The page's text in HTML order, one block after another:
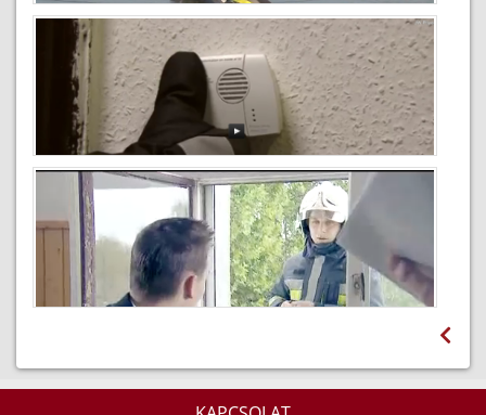
Jégen tartózkodás veszélyei
2015-10-27
A szén-monoxid ölhet - előzzük meg a
mérgezéseket
2015-02-18